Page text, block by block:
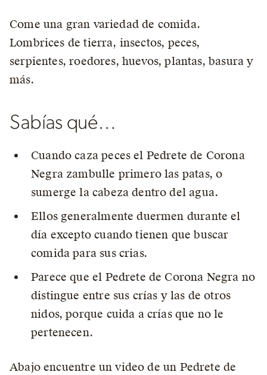
Come una gran variedad de comida.
Lombrices de tierra, insectos, peces,
serpientes, roedores, huevos, plantas, basura y
más.
Sabías qué…
Cuando caza peces el Pedrete de Corona
Negra zambulle primero las patas, o
sumerge la cabeza dentro del agua.
Ellos generalmente duermen durante el
día excepto cuando tienen que buscar
comida para sus crias.
Parece que el Pedrete de Corona Negra no
distingue entre sus crías y las de otros
nidos, porque cuida a crías que no le
pertenecen.
Abajo encuentre un video de un Pedrete de